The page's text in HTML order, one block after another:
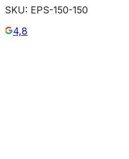
SKU: EPS-150-150
4,8